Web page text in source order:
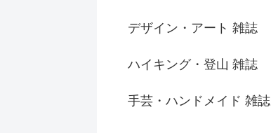
デザイン・アート 雑誌
ハイキング・登山 雑誌
手芸・ハンドメイド 雑誌